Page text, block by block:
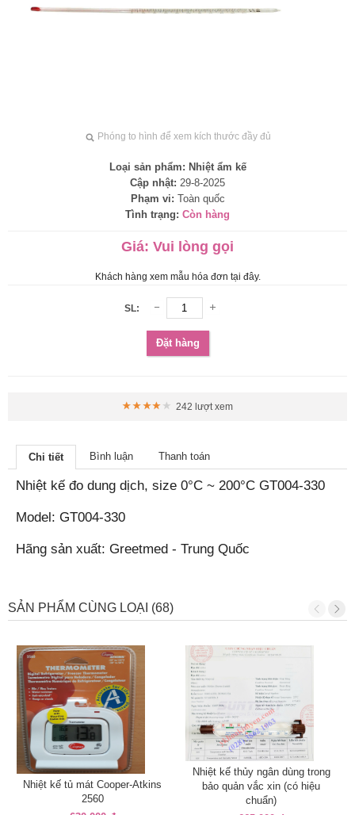
Phóng to hình để xem kích thước đầy đủ
Loại sản phẩm: Nhiệt ẩm kế
Cập nhật: 29-8-2025
Phạm vi: Toàn quốc
Tình trạng: Còn hàng
Giá: Vui lòng gọi
Khách hàng xem mẫu hóa đơn tại đây.
SL:
Đặt hàng
242 lượt xem
Chi tiết Bình luận Thanh toán
Nhiệt kế đo dung dịch, size 0°C ~ 200°C GT004-330
Model: GT004-330
Hãng sản xuất: Greetmed - Trung Quốc
SẢN PHẨM CÙNG LOẠI (68)
Nhiệt kế tủ mát Cooper-Atkins
2560
Nhiệt kế thủy ngân dùng trong
bảo quản vắc xin (có hiệu
chuẩn)